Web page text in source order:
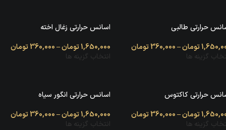
حرارتی طالبی
تومان–
360,000تومان
گزینه ها
اسانس حرارتی زغال اخته
1,650,000تومان–
360,000تومان
انتخاب گزینه ها
حرارتی کاکتوس
تومان–
360,000تومان
گزینه ها
اسانس حرارتی انگور سیاه
1,650,000تومان–
360,000تومان
انتخاب گزینه ها